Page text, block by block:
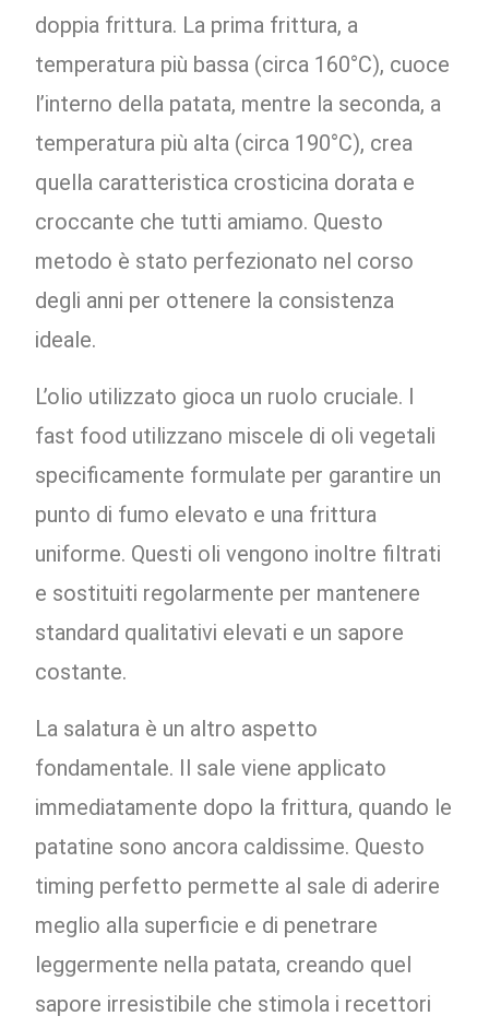
doppia frittura. La prima frittura, a
temperatura più bassa (circa 160°C), cuoce
l’interno della patata, mentre la seconda, a
temperatura più alta (circa 190°C), crea
quella caratteristica crosticina dorata e
croccante che tutti amiamo. Questo
metodo è stato perfezionato nel corso
degli anni per ottenere la consistenza
ideale.
L’olio utilizzato gioca un ruolo cruciale. I
fast food utilizzano miscele di oli vegetali
specificamente formulate per garantire un
punto di fumo elevato e una frittura
uniforme. Questi oli vengono inoltre filtrati
e sostituiti regolarmente per mantenere
standard qualitativi elevati e un sapore
costante.
La salatura è un altro aspetto
fondamentale. Il sale viene applicato
immediatamente dopo la frittura, quando le
patatine sono ancora caldissime. Questo
timing perfetto permette al sale di aderire
meglio alla superficie e di penetrare
leggermente nella patata, creando quel
sapore irresistibile che stimola i recettori